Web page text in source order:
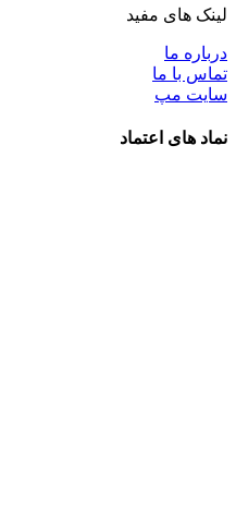
لینک های مفید
درباره ما
تماس با ما
سایت مپ
نماد های اعتماد